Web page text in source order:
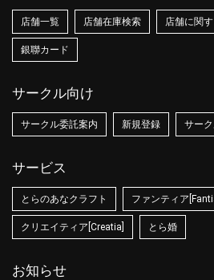
店舗一覧 店舗在庫検索 店舗に関
銀聯カード
サークル向け
サークル委託案内 新規登録 サー
サービス
とらのあなクラフト ファンティア
クリエイティア[Creatia] とら婚
お知らせ